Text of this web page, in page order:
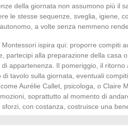
della giornata non assumono più il
le stesse sequenze, sveglia, igiene,
a volte senza nemmeno
ispira qui: proporre compiti
partecipi alla preparazione della casa
appartenenza. Il pomeriggio, il
di tavolo sulla giornata, eventuali
Aurélie Callet, psicologa, o Claire
soprattutto al momento di
con costanza, costruisce una